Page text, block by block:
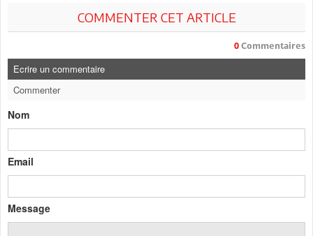
COMMENTER CET ARTICLE
0 Commentaires
Ecrire un commentaire
Commenter
Nom
Email
Message